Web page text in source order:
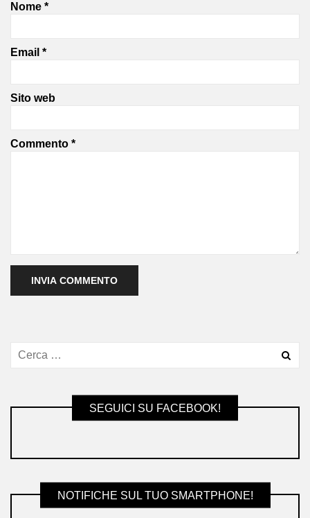
Nome *
Email *
Sito web
Commento *
SEGUICI SU FACEBOOK!
NOTIFICHE SUL TUO SMARTPHONE!